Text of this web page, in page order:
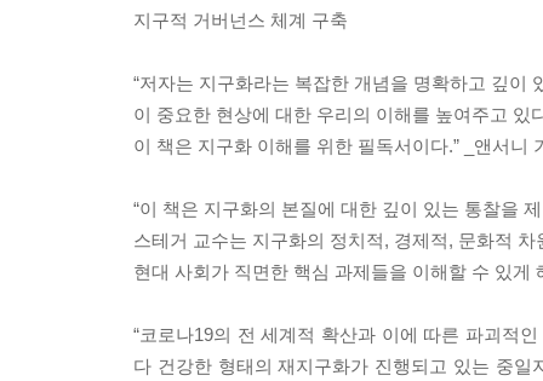
지구적 거버넌스 체계 구축
“저자는 지구화라는 복잡한 개념을 명확하고 깊이
이 중요한 현상에 대한 우리의 이해를 높여주고 있
이 책은 지구화 이해를 위한 필독서이다.” _앤서
“이 책은 지구화의 본질에 대한 깊이 있는 통찰을
스테거 교수는 지구화의 정치적, 경제적, 문화적
현대 사회가 직면한 핵심 과제들을 이해할 수 있게
“코로나19의 전 세계적 확산과 이에 따른 파괴적
다 건강한 형태의 재지구화가 진행되고 있는 중